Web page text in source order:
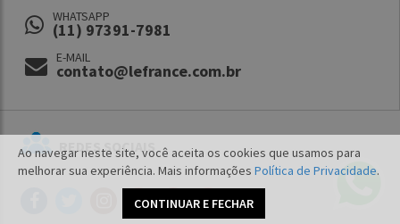
Ao navegar neste site, você aceita os cookies que usamos para
melhorar sua experiência. Mais informações Política de Privacidade.
CONTINUAR E FECHAR
WHATSAPP
(11) 97391-7981
E-MAIL
contato@lefrance.com.br
REDES SOCIAIS